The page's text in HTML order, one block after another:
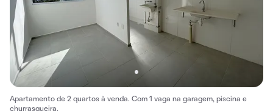
Apartamento de 2 quartos à venda. Com 1 vaga na garagem, piscina e
churrasqueira.